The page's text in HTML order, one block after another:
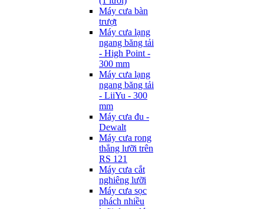
Máy cưa bàn
trượt
Máy cưa lạng
ngang băng tải
- High Point -
300 mm
Máy cưa lạng
ngang băng tải
- LiiYu - 300
mm
Máy cưa đu -
Dewalt
Máy cưa rong
thẳng lưỡi trên
RS 121
Máy cưa cắt
nghiêng lưỡi
Máy cưa sọc
phách nhiều